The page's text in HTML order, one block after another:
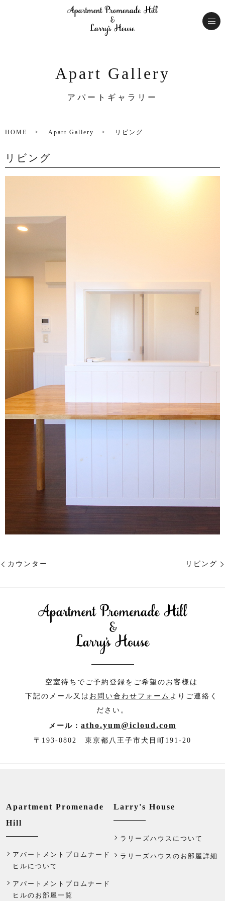
Apart Gallery
アパートギャラリー
HOME Apart Gallery リビング
リビング
カウンター リビング
空室待ちでご予約登録をご希望のお客様は
下記のメール又は お問い合わせフォーム よりご連絡く
ださい。
メール： atho.yum@icloud.com
〒193-0802 東京都八王子市犬目町191-20
Apartment Promenade
Hill
アパートメントプロムナード
ヒルについて
アパートメントプロムナード
ヒルのお部屋一覧
Larry's House
ラリーズハウスについて
ラリーズハウスのお部屋詳細